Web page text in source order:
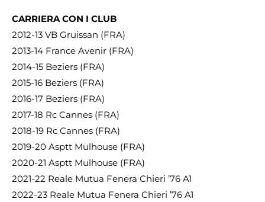
CARRIERA CON I CLUB
2012-13 VB Gruissan (FRA)
2013-14 France Avenir (FRA)
2014-15 Beziers (FRA)
2015-16 Beziers (FRA)
2016-17 Beziers (FRA)
2017-18 Rc Cannes (FRA)
2018-19 Rc Cannes (FRA)
2019-20 Asptt Mulhouse (FRA)
2020-21 Asptt Mulhouse (FRA)
2021-22 Reale Mutua Fenera Chieri ’76 A1
2022-23 Reale Mutua Fenera Chieri ’76 A1